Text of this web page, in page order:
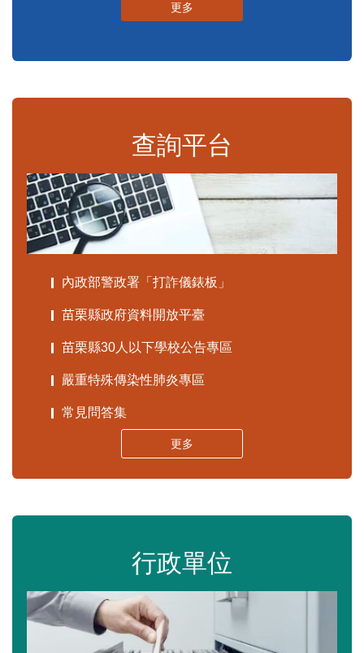
更多
查詢平台
內政部警政署「打詐儀錶板」
苗栗縣政府資料開放平臺
苗栗縣30人以下學校公告專區
嚴重特殊傳染性肺炎專區
常見問答集
更多
行政單位